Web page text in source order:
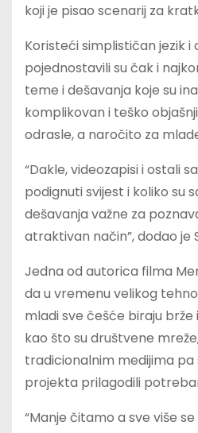
koji je pisao scenarij za
Koristeći simplističan jezik i
pojednostavili su čak i
teme i dešavanja koje su
komplikovan i teško
odrasle, a naročito za
“Dakle, videozapisi i ostali
podignuti svijest i koliko su
dešavanja važne za
atraktivan način”, dodao je
Jedna od autorica filma
da u vremenu velikog
mladi sve češće biraju
kao što su društvene
tradicionalnim medijima
projekta prilagodili
“Manje čitamo a sve više